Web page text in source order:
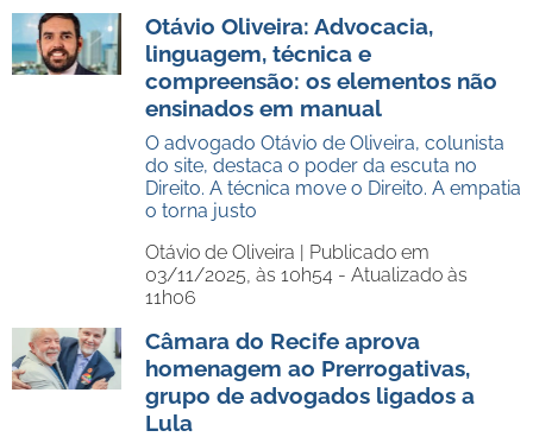
Otávio Oliveira: Advocacia,
linguagem, técnica e
compreensão: os elementos não
ensinados em manual
O advogado Otávio de Oliveira, colunista
do site, destaca o poder da escuta no
Direito. A técnica move o Direito. A empatia
o torna justo
Otávio de Oliveira | Publicado em
03/11/2025, às 10h54 - Atualizado às
11h06
Câmara do Recife aprova
homenagem ao Prerrogativas,
grupo de advogados ligados a
Lula